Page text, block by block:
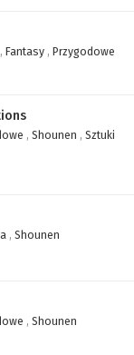
, Fantasy , Przygodowe
, Shounen , Sztuki
, Shounen
, Shounen